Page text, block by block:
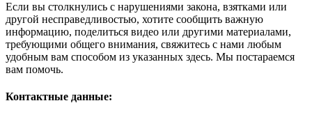
Если вы столкнулись с нарушениями закона, взятками или
другой несправедливостью, хотите сообщить важную
информацию, поделиться видео или другими материалами,
требующими общего внимания, свяжитесь с нами любым
удобным вам способом из указанных здесь. Мы постараемся
вам помочь.
Контактные данные: